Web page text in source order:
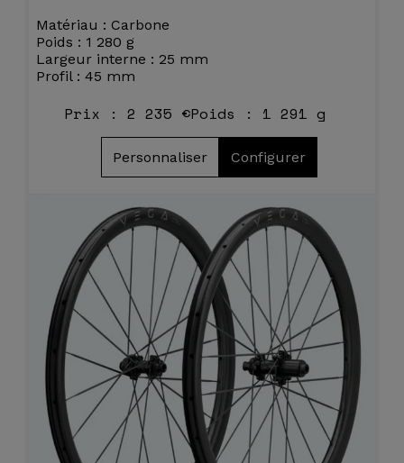
Matériau : Carbone
Poids : 1 280 g
Largeur interne : 25 mm
Profil : 45 mm
Prix : 2 235 €Poids : 1 291 g
Personnaliser Configurer